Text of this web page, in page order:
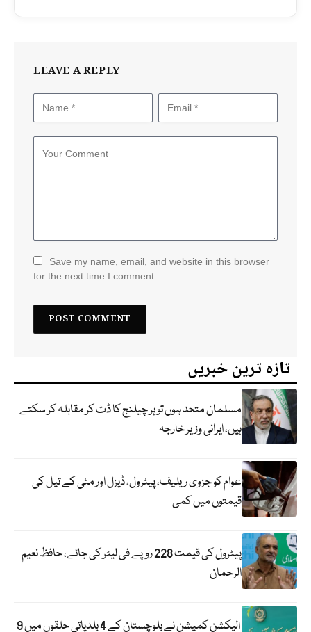
LEAVE A REPLY
Save my name, email, and website in this browser
for the next time I comment.
تازہ ترین خبریں
مسلمان متحد ہوں تو ہر چیلنج کا ڈٹ کر مقابلہ کر سکتے
ہیں، ایرانی وزیر خارجہ
عوام کو جزوی ریلیف، پیٹرول، ڈیزل اور مٹی کے تیل کی
قیمتوں میں کمی
پیٹرول کی قیمت 228 روپے فی لیٹر کی جائے، حافظ نعیم
الرحمان
الیکشن کمیشن نے بلوچستان کے 4 بلدیاتی حلقوں میں 9